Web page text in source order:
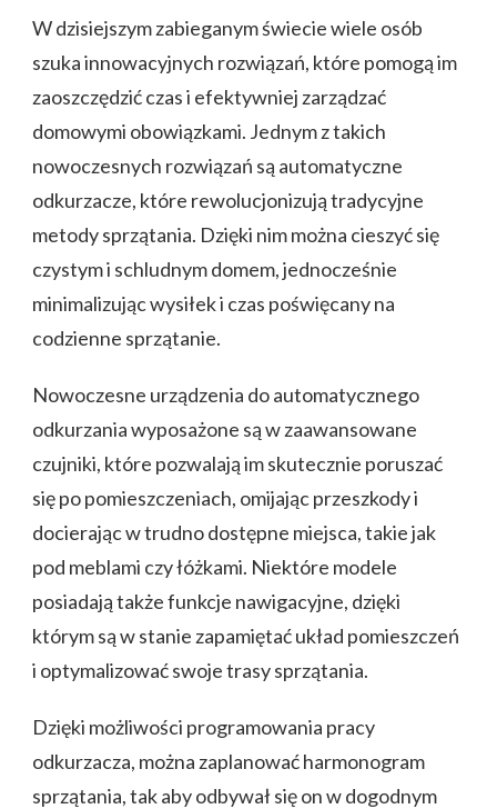
W dzisiejszym zabieganym świecie wiele osób
szuka innowacyjnych rozwiązań, które pomogą im
zaoszczędzić czas i efektywniej zarządzać
domowymi obowiązkami. Jednym z takich
nowoczesnych rozwiązań są automatyczne
odkurzacze, które rewolucjonizują tradycyjne
metody sprzątania. Dzięki nim można cieszyć się
czystym i schludnym domem, jednocześnie
minimalizując wysiłek i czas poświęcany na
codzienne sprzątanie.
Nowoczesne urządzenia do automatycznego
odkurzania wyposażone są w zaawansowane
czujniki, które pozwalają im skutecznie poruszać
się po pomieszczeniach, omijając przeszkody i
docierając w trudno dostępne miejsca, takie jak
pod meblami czy łóżkami. Niektóre modele
posiadają także funkcje nawigacyjne, dzięki
którym są w stanie zapamiętać układ pomieszczeń
i optymalizować swoje trasy sprzątania.
Dzięki możliwości programowania pracy
odkurzacza, można zaplanować harmonogram
sprzątania, tak aby odbywał się on w dogodnym